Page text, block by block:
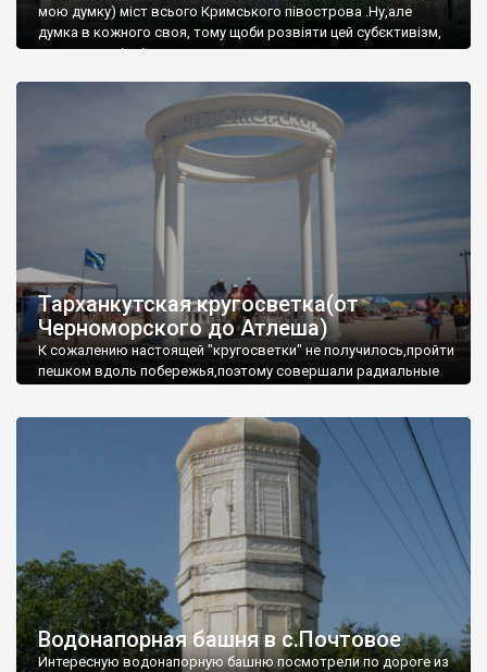
мою думку) міст всього Кримського півострова .Ну,але
думка в кожного своя, тому щоби розвіяти цей субєктивізм,
запрошую відвідати це
Тарханкутская кругосветка(от
Черноморского до Атлеша)
К сожалению настоящей "кругосветки" не получилось,пройти
пешком вдоль побережья,поэтому совершали радиальные
Водонапорная башня в с.Почтовое
Интересную водонапорную башню посмотрели по дороге из